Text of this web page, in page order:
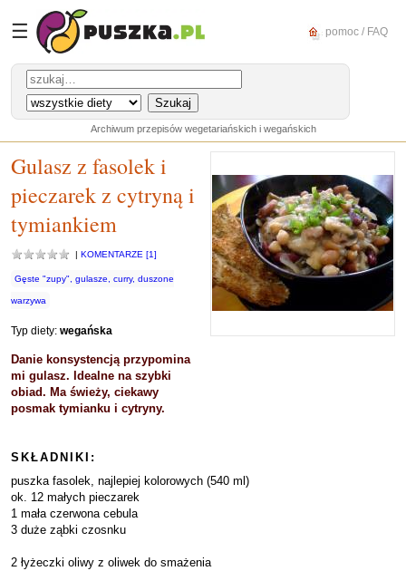
☰ pomoc / FAQ
Archiwum przepisów wegetariańskich i wegańskich
Gulasz z fasolek i
pieczarek z cytryną i
tymiankiem
| KOMENTARZE [1]
Gęste "zupy", gulasze, curry, duszone
warzywa
Typ diety: wegańska
Danie konsystencją przypomina
mi gulasz. Idealne na szybki
obiad. Ma świeży, ciekawy
posmak tymianku i cytryny.
SKŁADNIKI:
puszka fasolek, najlepiej kolorowych (540 ml)
ok. 12 małych pieczarek
1 mała czerwona cebula
3 duże ząbki czosnku
2 łyżeczki oliwy z oliwek do smażenia